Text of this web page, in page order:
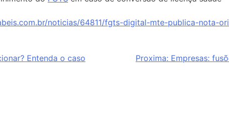
noticias/64811/fgts-digital-mte-publica-nota-
Entenda o caso Proxima: Empresas: